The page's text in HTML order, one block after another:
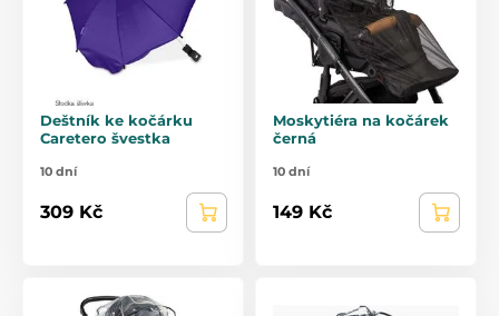
Deštník ke kočárku
Caretero švestka
10 dní
309 Kč
Moskytiéra na kočárek
černá
10 dní
149 Kč